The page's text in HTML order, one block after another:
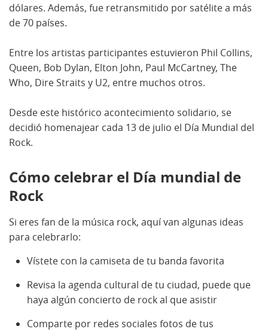
dólares. Además, fue retransmitido por satélite a más
de 70 países.
Entre los artistas participantes estuvieron Phil Collins,
Queen, Bob Dylan, Elton John, Paul McCartney, The
Who, Dire Straits y U2, entre muchos otros.
Desde este histórico acontecimiento solidario, se
decidió homenajear cada 13 de julio el Día Mundial del
Rock.
Cómo celebrar el Día mundial de
Rock
Si eres fan de la música rock, aquí van algunas ideas
para celebrarlo:
Vístete con la camiseta de tu banda favorita
Revisa la agenda cultural de tu ciudad, puede que
haya algún concierto de rock al que asistir
Comparte por redes sociales fotos de tus